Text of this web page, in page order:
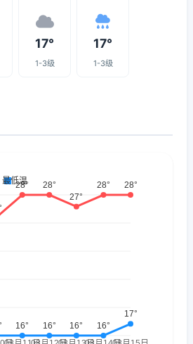
17°
1-3级
17°
1-3级